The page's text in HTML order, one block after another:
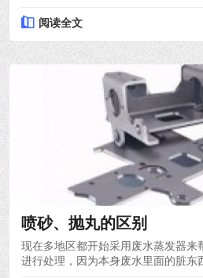
阅读全文
喷砂、抛丸的区别
现在多地区都开始采用废水蒸发器来
进行处理，因为本身废水里面的脏东